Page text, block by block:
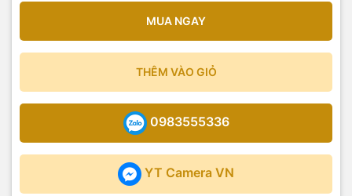
MUA NGAY
THÊM VÀO GIỎ
YT Camera VN
0983555336